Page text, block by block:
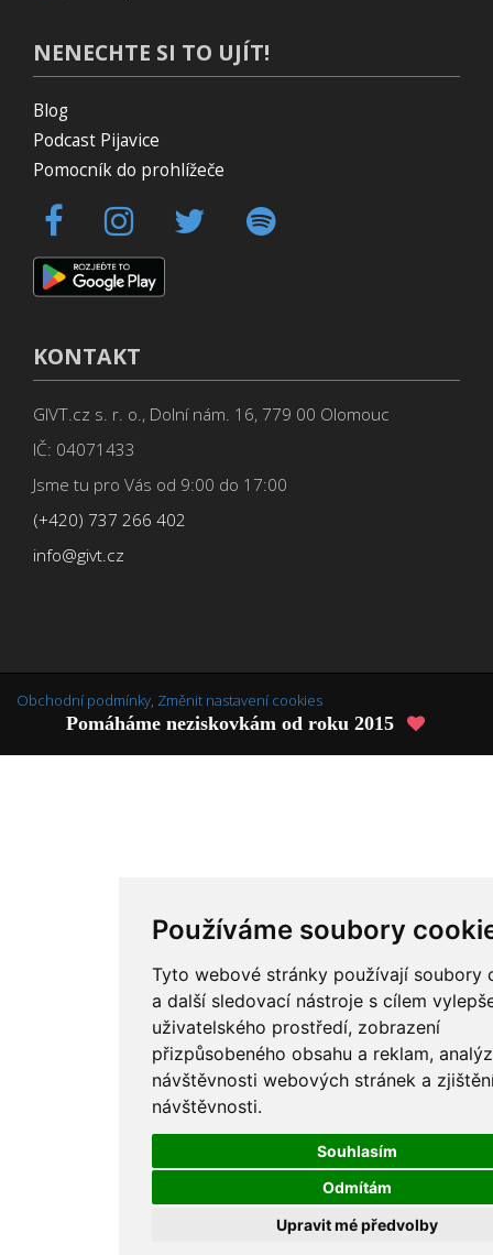
Používáme soubory
Tyto webové stránky používají soubory
a další sledovací nástroje s cílem
uživatelského prostředí, zobrazení
přizpůsobeného obsahu a reklam,
návštěvnosti webových stránek a
návštěvnosti.
Souhlasím
Odmítám
Upravit mé předvolby
NENECHTE SI TO UJÍT!
Blog
Podcast Pijavice
Pomocník do prohlížeče
KONTAKT
GIVT.cz s. r. o., Dolní nám. 16, 779 00 Olomouc
IČ: 04071433
Jsme tu pro Vás od 9:00 do 17:00
(+420) 737 266 402
info@givt.cz
Obchodní podmínky, Změnit nastavení cookies
Pomáháme neziskovkám od roku 2015